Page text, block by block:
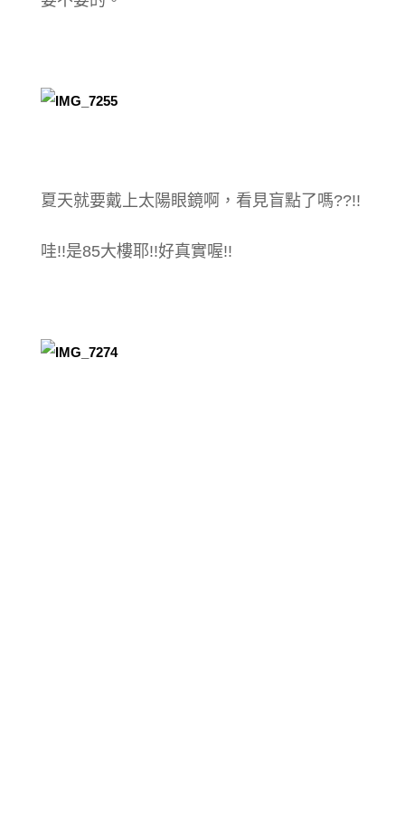
夏天就要戴上太陽眼鏡啊，看見盲點了嗎??!!
哇!!是85大樓耶!!好真實喔!!